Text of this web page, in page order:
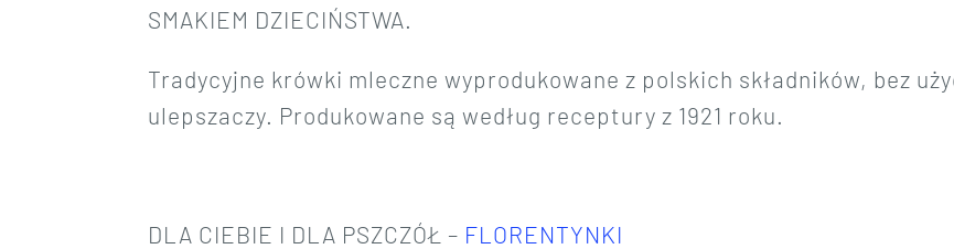
SMAKIEM DZIECIŃSTWA.
Tradycyjne krówki mleczne wyprodukowane z polskich składników, bez
ulepszaczy. Produkowane są według receptury z 1921 roku.
DLA CIEBIE I DLA PSZCZÓŁ – FLORENTYNKI